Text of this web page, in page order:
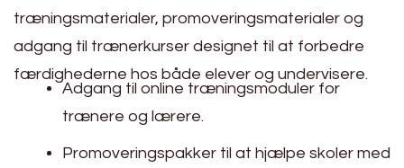
træningsmaterialer, promoveringsmaterialer og
adgang til trænerkurser designet til at forbedre
færdighederne hos både elever og undervisere.
Adgang til online træningsmoduler for
trænere og lærere.
Promoveringspakker til at hjælpe skoler med